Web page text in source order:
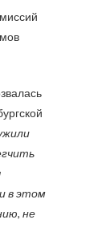
в этом
не